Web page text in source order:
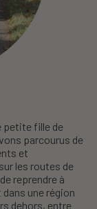
petite fille de
parcourus de
et
les routes de
reprendre à
une région
dehors, entre